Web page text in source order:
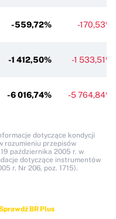
-559,72% -170,53%
-1 412,50% -1 533,51%
-6 016,74% -5 764,84%
dotyczące kondycji
rozumieniu przepisów
października 2005 r. w
dotyczące instrumentów
r. Nr 206, poz. 1715).
BR Plus